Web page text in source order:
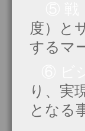
度）と
するマ
り、実
となる